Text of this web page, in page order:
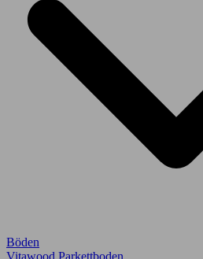
Böden
Vitawood Parkettboden